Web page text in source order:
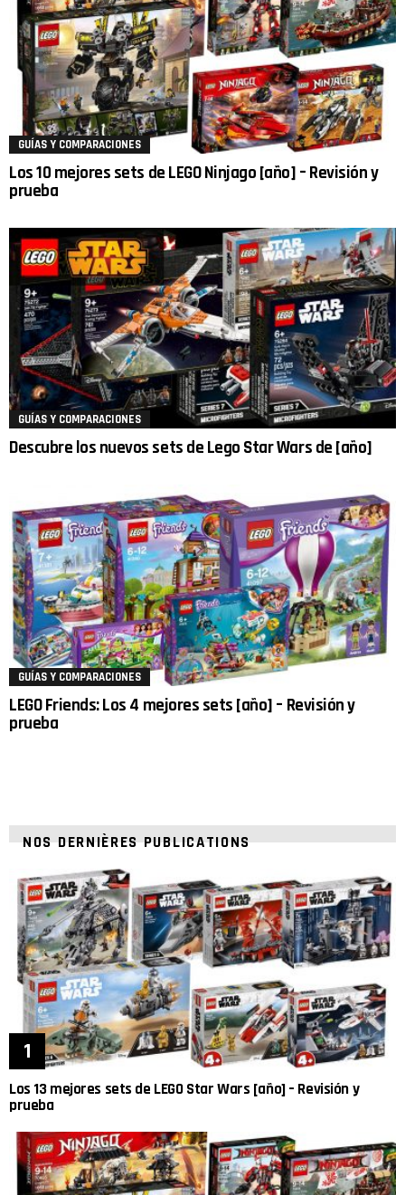
GUÍAS Y COMPARACIONES
Los 10 mejores sets de LEGO Ninjago [año] – Revisión y
prueba
GUÍAS Y COMPARACIONES
Descubre los nuevos sets de Lego Star Wars de [año]
GUÍAS Y COMPARACIONES
LEGO Friends: Los 4 mejores sets [año] – Revisión y
prueba
NOS DERNIÈRES PUBLICATIONS
Los 13 mejores sets de LEGO Star Wars [año] – Revisión y
prueba